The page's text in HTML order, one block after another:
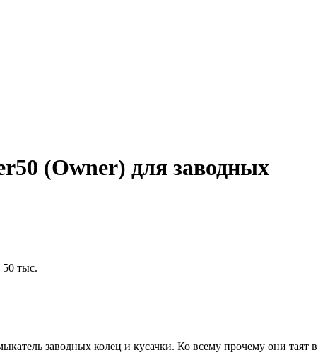
(Owner) для заводных
тыс.
заводных колец и кусачки. Ко всему прочему они таят в